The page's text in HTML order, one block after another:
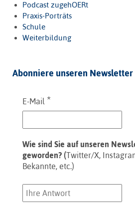
Podcast zugehOERt
Praxis-Porträts
Schule
Weiterbildung
Abonniere unseren Newsletter
E-Mail *
Wie sind Sie auf unseren
geworden? (Twitter/X,
Bekannte, etc.)